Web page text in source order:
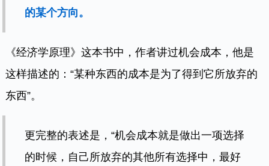
的某个方向。
《经济学原理》这本书中，作者讲过机会成本，他是
这样描述的：“某种东西的成本是为了得到它所放弃的
东西”。
更完整的表述是，“机会成本就是做出一项选择
的时候，自己所放弃的其他所有选择中，最好